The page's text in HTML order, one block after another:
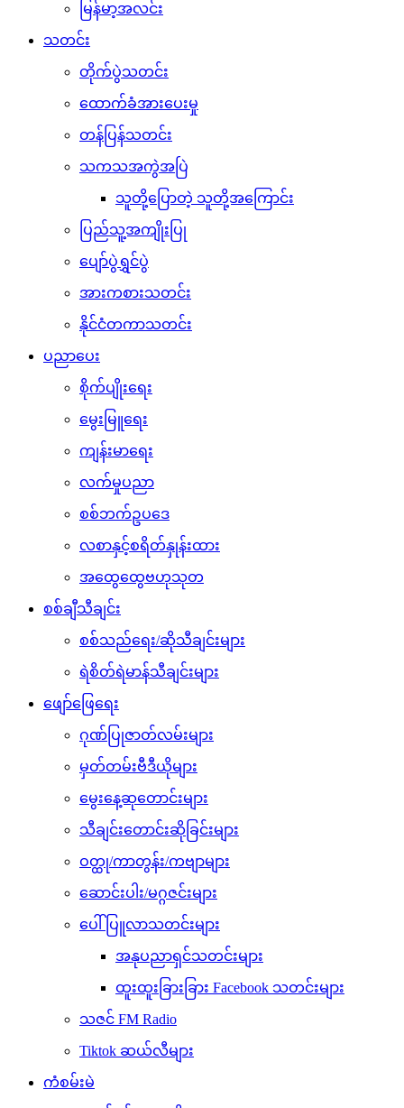
မြန်မာ့အလင်း
သတင်း
တိုက်ပွဲသတင်း
ထောက်ခံအားပေးမှု
တန်ပြန်သတင်း
သကသအကွဲအပြဲ
သူတို့ပြောတဲ့ သူတို့အကြောင်း
ပြည်သူ့အကျိုးပြု
ပျော်ပွဲရွှင်ပွဲ
အားကစားသတင်း
နိုင်ငံတကာသတင်း
ပညာပေး
စိုက်ပျိုးရေး
မွေးမြူရေး
ကျန်းမာရေး
လက်မှုပညာ
စစ်ဘက်ဥပဒေ
လစာနှင့်စရိတ်နှုန်းထား
အထွေထွေဗဟုသုတ
စစ်ချီသီချင်း
စစ်သည်ရေး/ဆိုသီချင်းများ
ရဲစိတ်ရဲမာန်သီချင်းများ
ဖျော်ဖြေရေး
ဂုဏ်ပြုဇာတ်လမ်းများ
မှတ်တမ်းဗီဒီယိုများ
မွေးနေ့ဆုတောင်းများ
သီချင်းတောင်းဆိုခြင်းများ
ဝတ္ထု/ကာတွန်း/ကဗျာများ
ဆောင်းပါး/မဂ္ဂဇင်းများ
ပေါ်ပြူလာသတင်းများ
အနုပညာရှင်သတင်းများ
ထူးထူးခြားခြား Facebook သတင်းများ
သဇင် FM Radio
Tiktok ဆယ်လီများ
ကံစမ်းမဲ